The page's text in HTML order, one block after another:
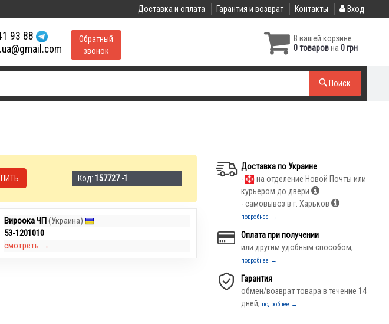
Доставка и оплата Гарантия и возврат Контакты Вход
93 88
Обратный
звонок
В вашей корзине
0 товаровна 0 грн
Поиск
Код:157727 -1
Вироока ЧП(Украина)
53-1201010
смотреть →
Доставка по Украине
-
на отделение Новой Почты или
курьером до двери
- самовывоз в г. Харьков
подробнее →
Оплата при получении
или другим удобным способом,
подробнее →
Гарантия
обмен/возврат товара в течение 14
дней, подробнее →